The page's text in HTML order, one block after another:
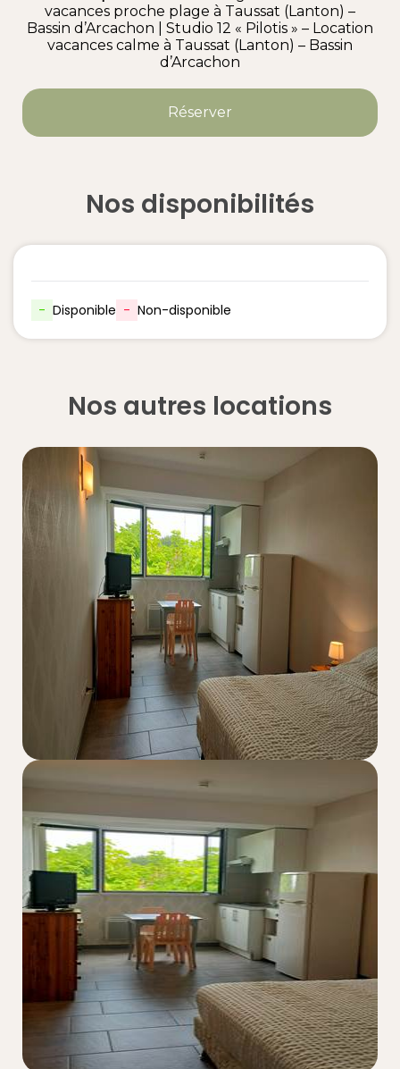
vacances proche plage à Taussat (Lanton) –
Bassin d’Arcachon
Studio 12 « Pilotis » – Location
vacances calme à Taussat (Lanton) – Bassin
d’Arcachon
Réserver
Nos disponibilités
- Disponible - Non-disponible
Nos autres locations